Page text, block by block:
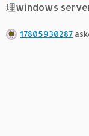
理windows
17805930287